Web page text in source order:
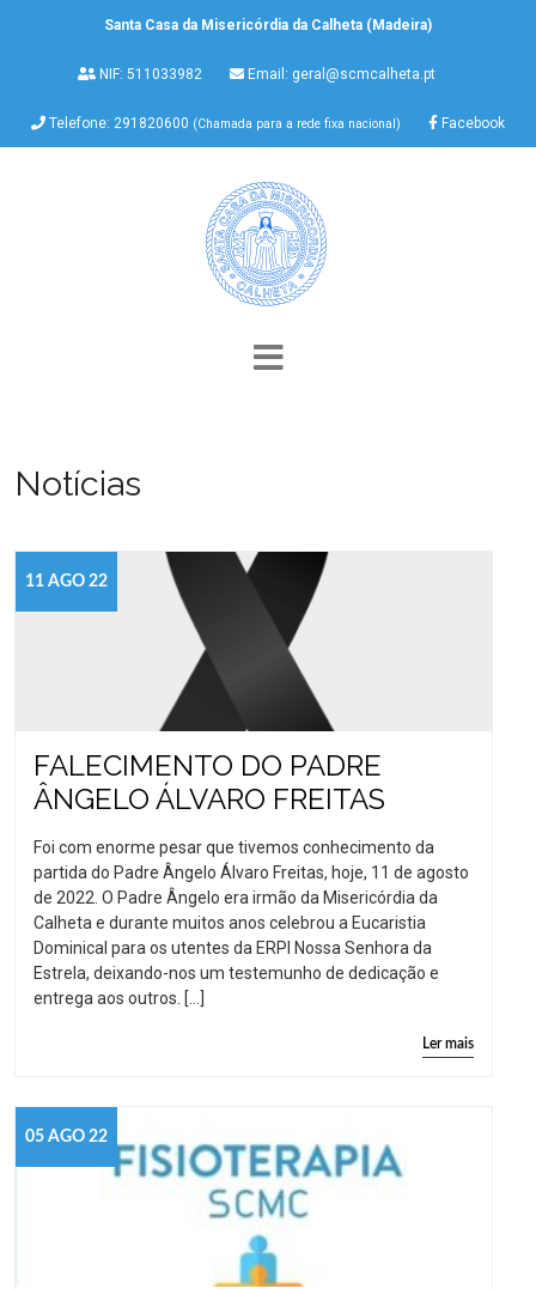
Santa Casa da Misericórdia da Calheta (Madeira)
NIF: 511033982 Email: geral@scmcalheta.pt
Telefone: 291820600 (Chamada para a rede fixa nacional) Facebook
Notícias
11 AGO 22
FALECIMENTO DO PADRE
ÂNGELO ÁLVARO FREITAS
Foi com enorme pesar que tivemos conhecimento da
partida do Padre Ângelo Álvaro Freitas, hoje, 11 de agosto
de 2022. O Padre Ângelo era irmão da Misericórdia da
Calheta e durante muitos anos celebrou a Eucaristia
Dominical para os utentes da ERPI Nossa Senhora da
Estrela, deixando-nos um testemunho de dedicação e
entrega aos outros. […]
Ler mais
05 AGO 22